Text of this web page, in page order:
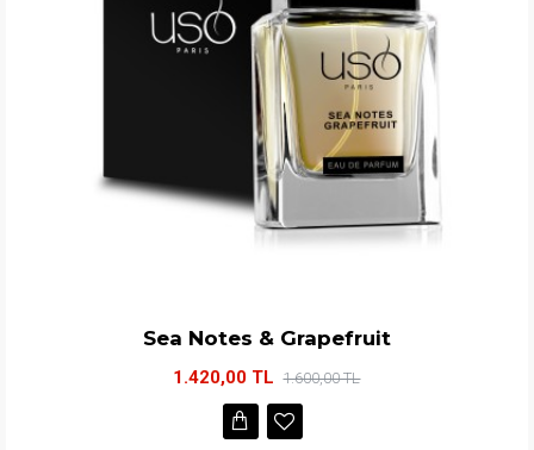
Sea Notes & Grapefruit
1.420,00 TL 1.600,00 TL